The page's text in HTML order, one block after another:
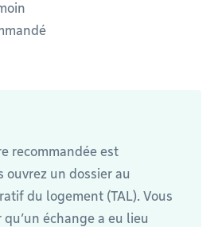
recommandée est
ouvrez un dossier au
du logement (TAL). Vous
échange a eu lieu